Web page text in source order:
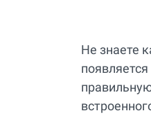
Не знаете